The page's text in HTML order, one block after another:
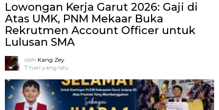
Lowongan Kerja Garut 2026: Gaji di
Atas UMK, PNM Mekaar Buka
Rekrutmen Account Officer untuk
Lulusan SMA
oleh Kang Zey
7 hari yang lalu